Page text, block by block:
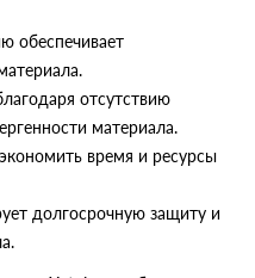
обеспечивает
отсутствию
материала.
время и ресурсы
долгосрочную защиту и